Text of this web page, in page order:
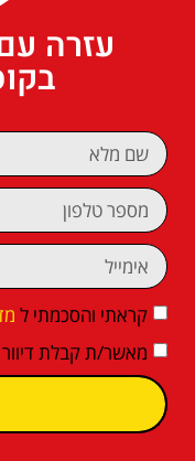
עזרה
קראתי והסכמתי ל
מאשר/ת קבלת דיוור